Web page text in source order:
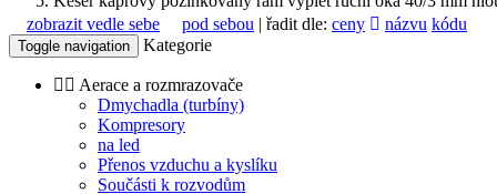
zobrazit vedle sebe
pod sebou | řadit dle: ceny názvu kódu
Toggle navigation Kategorie
Aerace a rozmrazovače
Dmychadla (turbíny)
Kompresory
na led
Přenos vzduchu a kyslíku
Součásti k rozvodům